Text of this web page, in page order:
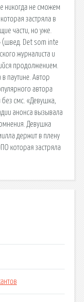
никогда не сможем
застряла в
части, но уже.
(швед. Det som inte
журналиста и
продолжением.
в паутине. Автор
автора
без смс. «Девушка,
анонса вызывала
Девушка
держит в плену
которая застряла